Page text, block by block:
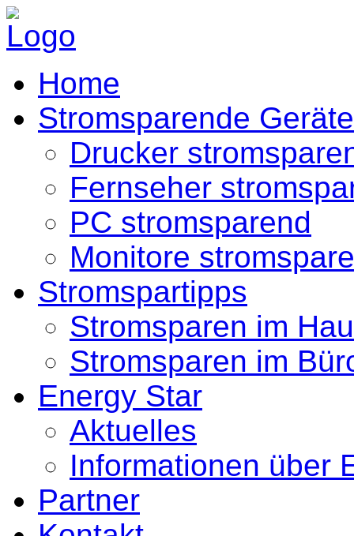
Home
Stromsparende Geräte
Drucker
Fernseher
PC stromsparend
Monitore
Stromspartipps
Stromsparen im
Stromsparen im
Energy Star
Aktuelles
Informationen über
Partner